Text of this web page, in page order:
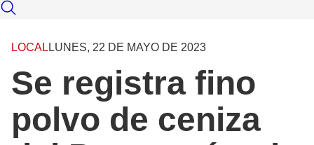
LOCAL LUNES, 22 DE MAYO DE 2023
Se registra fino
polvo de ceniza